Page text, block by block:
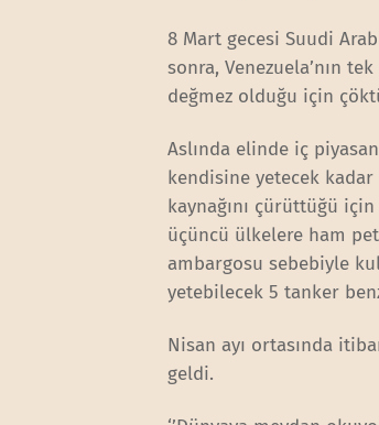
8 Mart gecesi Suudi
sonra, Venezuela’nın
değmez olduğu için
Aslında elinde iç
kendisine yetecek
kaynağını çürüttüğü
üçüncü ülkelere ham
ambargosu sebebiyle
yetebilecek 5 tanker
Nisan ayı ortasında
geldi.